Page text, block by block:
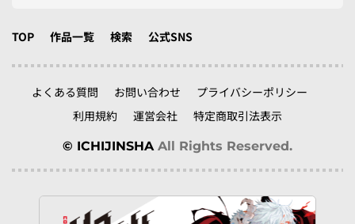
TOP 作品一覧 検索 公式SNS
よくある質問 お問い合わせ
プライバシーポリシー
利用規約
運営会社 特定商取引法表示
© ICHIJINSHA All Rights Reserved.